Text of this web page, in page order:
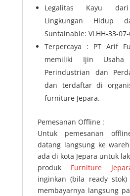
Legalitas Kayu dari
Lingkungan Hidup
Suntainable: VLHH-33-
Terpercaya : PT Arif
memiliki Ijin Usaha
Perindustrian dan
dan terdaftar di
furniture Jepara.
Pemesanan Offline :
Untuk pemesanan
datang langsung ke
ada di kota Jepara untuk
produk Furniture
inginkan (bila ready
membayarnya langsung